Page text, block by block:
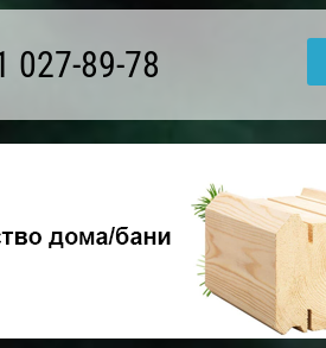
027-89-78